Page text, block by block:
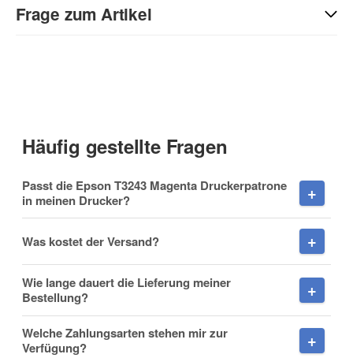
Sie Anderen bei der Kaufentscheidung:
Frage zum Artikel
Firma
Häufig gestellte Fragen
Passt die Epson T3243 Magenta Druckerpatrone
in meinen Drucker?
Was kostet der Versand?
Wie lange dauert die Lieferung meiner
Bestellung?
Welche Zahlungsarten stehen mir zur
Verfügung?